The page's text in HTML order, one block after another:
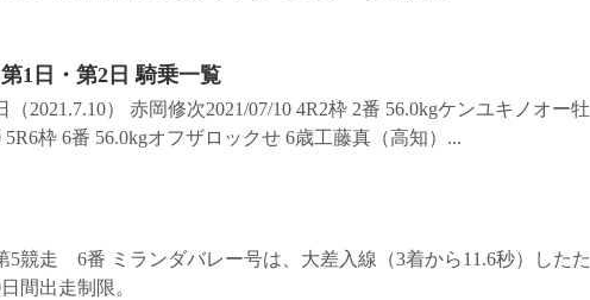
1日・第2日 騎乗一覧
2021.7.10） 赤岡修次2021/07/10 4R2枠 2番 56.0kgケンユキノオー牡
枠 6番 56.0kgオフザロックせ 6歳工藤真（高知）...
走 6番 ミランダバレー号は、大差入線（3着から11.6秒）したた
間出走制限。